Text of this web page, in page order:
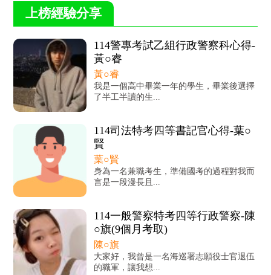
上榜經驗分享
114警專考試乙組行政警察科心得-
黃○睿
黃○睿
我是一個高中畢業一年的學生，畢業後選擇
了半工半讀的生...
114司法特考四等書記官心得-葉○
賢
葉○賢
身為一名兼職考生，準備國考的過程對我而
言是一段漫長且...
114一般警察特考四等行政警察-陳
○旗(9個月考取)
陳○旗
大家好，我曾是一名海巡署志願役士官退伍
的職軍，讓我想...